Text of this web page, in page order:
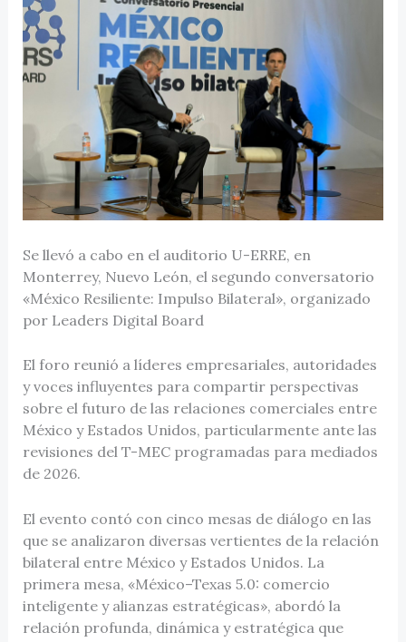
Se llevó a cabo en el auditorio U-ERRE, en
Monterrey, Nuevo León, el segundo conversatorio
«México Resiliente: Impulso Bilateral», organizado
por Leaders Digital Board
El foro reunió a líderes empresariales, autoridades
y voces influyentes para compartir perspectivas
sobre el futuro de las relaciones comerciales entre
México y Estados Unidos, particularmente ante las
revisiones del T-MEC programadas para mediados
de 2026.
El evento contó con cinco mesas de diálogo en las
que se analizaron diversas vertientes de la relación
bilateral entre México y Estados Unidos. La
primera mesa, «México–Texas 5.0: comercio
inteligente y alianzas estratégicas», abordó la
relación profunda, dinámica y estratégica que